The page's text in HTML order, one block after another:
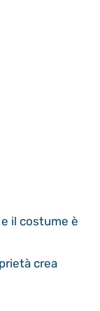
il costume è
crea